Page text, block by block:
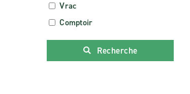
Vrac
Comptoir
Recherche